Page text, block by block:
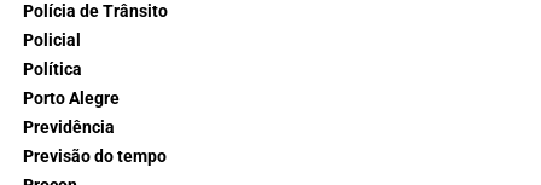
Polícia de Trânsito
Policial
Política
Porto Alegre
Previdência
Previsão do tempo